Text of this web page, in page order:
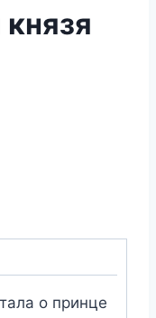
о принце